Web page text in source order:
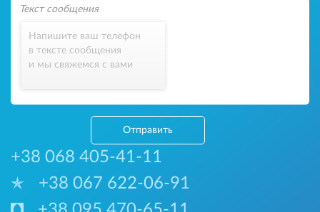
Напишите ваш телефон
в тексте сообщения
и мы свяжемся с вами
Отправить
+38 068 405-41-11
+38 067 622-06-91